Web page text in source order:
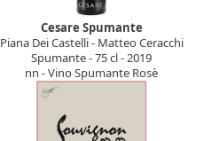
Cesare Spumante
Piana Dei Castelli - Matteo Ceracchi
Spumante - 75 cl - 2019
nn - Vino Spumante Rosè